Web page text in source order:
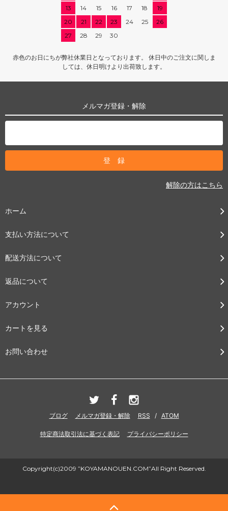
13
14 15 16 17 18
19
20
21 22 23 24 25
26
27
28 29 30
赤色のお日にちが弊社休業日となっております。 休日中のご注文に関しま
しては、休日明けより出荷致します。
メルマガ登録・解除
解除の方はこちら
ホーム
支払い方法について
配送方法について
返品について
アカウント
カートを見る
お問い合わせ
ブログ メルマガ登録・解除 RSS / ATOM
特定商法取引法に基づく表記 プライバシーポリシー
Copyright(c)2009 ”KOYAMANOUEN.COM”All Right Reserved.